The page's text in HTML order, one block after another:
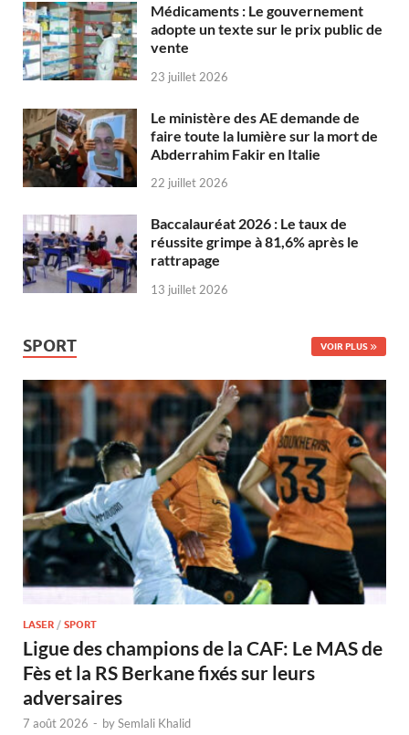
Médicaments : Le gouvernement
adopte un texte sur le prix public de
vente
23 juillet 2026
Le ministère des AE demande de
faire toute la lumière sur la mort de
Abderrahim Fakir en Italie
22 juillet 2026
Baccalauréat 2026 : Le taux de
réussite grimpe à 81,6% après le
rattrapage
13 juillet 2026
SPORT VOIR PLUS
LASER / SPORT
Ligue des champions de la CAF: Le MAS de
Fès et la RS Berkane fixés sur leurs
adversaires
7 août 2026 - bySemlali Khalid